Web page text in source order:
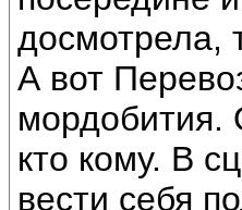
досмотрела,
А вот
мордобития.
кто кому. В
вести себя